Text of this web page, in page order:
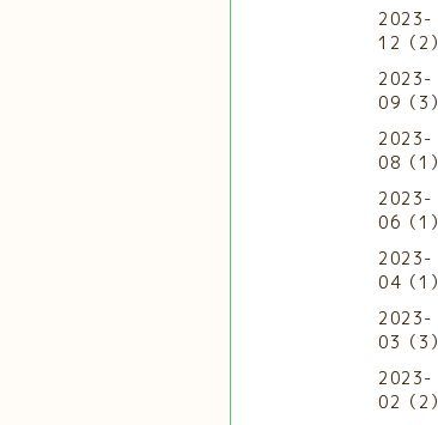
2023-
12（2）
2023-
09（3）
2023-
08（1）
2023-
06（1）
2023-
04（1）
2023-
03（3）
2023-
02（2）